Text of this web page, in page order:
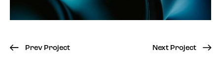
Prev Project Next Project